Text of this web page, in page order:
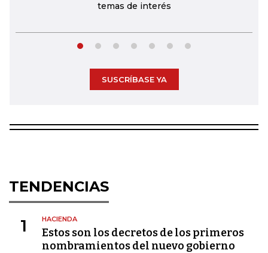
temas de interés
SUSCRÍBASE YA
TENDENCIAS
1 HACIENDA
Estos son los decretos de los primeros
nombramientos del nuevo gobierno